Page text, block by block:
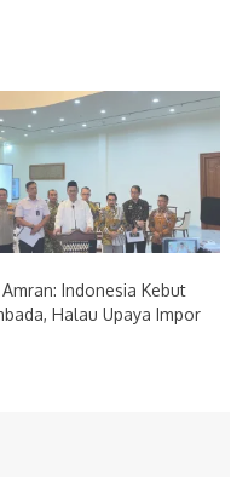
Indonesia Kebut
Halau Upaya Impor